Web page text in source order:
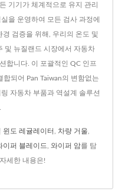
기기가 체계적으로 유지 관리
을 운영하여 모든 검사 과정에
검증을 위해, 우리의 온도 및
및 뉴질랜드 시장에서 자동차
합니다. 이 포괄적인 QC 인프
되어 Pan Taiwan의 변함없는
자동차 부품과 역설계 솔루션
윈도 레귤레이터 차량 거울
이퍼 블레이드 와이퍼 암를 탐
세한 내용은!